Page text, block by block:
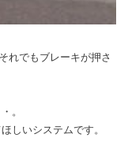
れでもブレーキが押さ
。
しいシステムです。